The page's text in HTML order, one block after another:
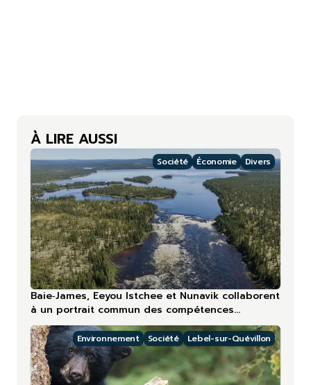
À LIRE AUSSI
Société Économie Divers
Baie‑James, Eeyou Istchee et Nunavik collaborent
à un portrait commun des compétences
touristiques
Environnement Société Lebel-sur-Quévillon